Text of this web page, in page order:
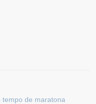
tempo de maratona